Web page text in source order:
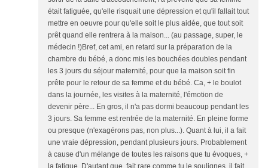
était fatiguée, qu'elle risquait une dépression et qu'il fallait tout
mettre en oeuvre pour qu'elle soit le plus aidée, que tout soit
prêt quand elle rentrera à la maison... (au passage, super, le
médecin !)Bref, cet ami, en retard sur la préparation de la
chambre du bébé, a donc mis les bouchées doubles pendant
les 3 jours du séjour maternité, pour que la maison soit fin
prête pour le retour de sa femme et du bébé. Ca, + le boulot
dans la journée, les visites à la maternité, l'émotion de
devenir père... En gros, il n'a pas dormi beaucoup pendant les
3 jours. Sa femme est rentrée de la maternité. En pleine forme
ou presque (n'exagérons pas, non plus...). Quant à lui, il a fait
une vraie dépression, pendant plusieurs jours. Probablement
à cause d'un mélange de toutes les raisons que tu évoques, +
la fatigue. D'autant que, fait rare comme tu le soulignes, il fait